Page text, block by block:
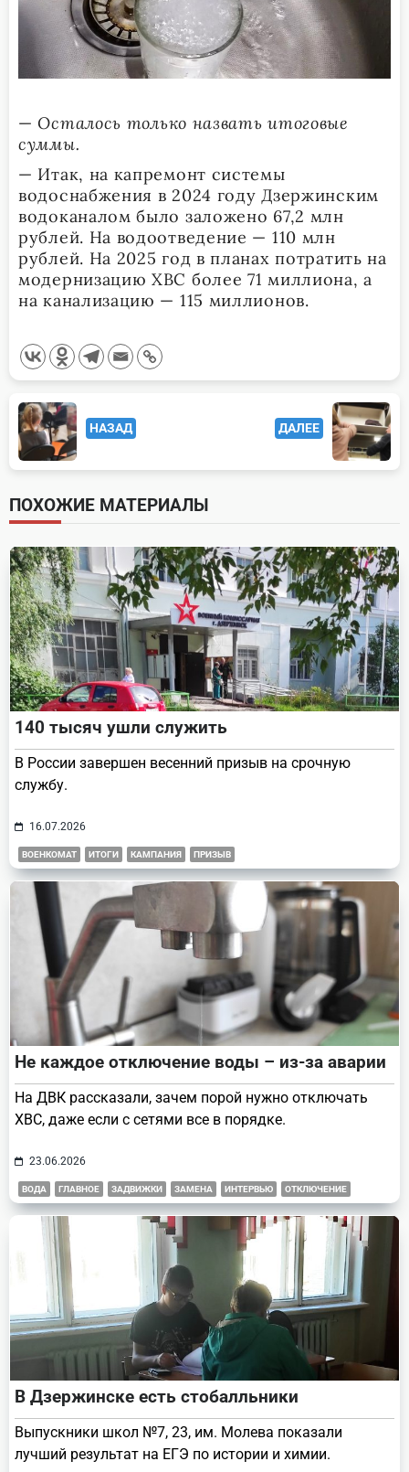
— Осталось только назвать итоговые
суммы.
— Итак, на капремонт системы
водоснабжения в 2024 году Дзержинским
водоканалом было заложено 67,2 млн
рублей. На водоотведение — 110 млн
рублей. На 2025 год в планах потратить на
модернизацию ХВС более 71 миллиона, а
на канализацию — 115 миллионов.
<span
class="nav-
subtitle
screen-
reader-
text">Page</span>
НАЗАД ДАЛЕЕ
ПОХОЖИЕ МАТЕРИАЛЫ
140 тысяч ушли служить
В России завершен весенний призыв на срочную
службу.
16.07.2026
ВОЕНКОМАТ ИТОГИ КАМПАНИЯ ПРИЗЫВ
Не каждое отключение воды – из-за аварии
На ДВК рассказали, зачем порой нужно отключать
ХВС, даже если с сетями все в порядке.
23.06.2026
ВОДА ГЛАВНОЕ ЗАДВИЖКИ ЗАМЕНА ИНТЕРВЬЮ ОТКЛЮЧЕНИЕ
В Дзержинске есть стобалльники
Выпускники школ №7, 23, им. Молева показали
лучший результат на ЕГЭ по истории и химии.